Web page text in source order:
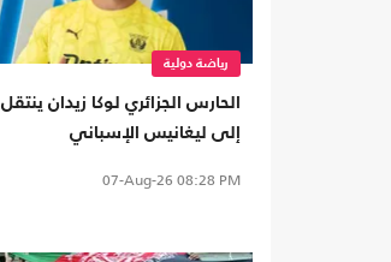
رياضة دولية
الحارس الجزائري لوكا زيدان ينتقل
إلى ليغانيس الإسباني
07-Aug-26 08:28 PM